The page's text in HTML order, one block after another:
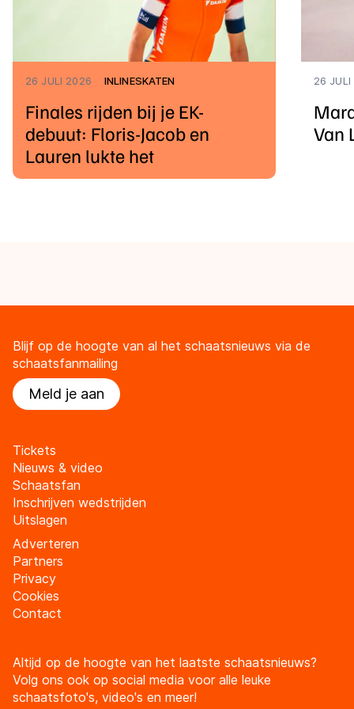
26 JULI 2026 INLINESKATEN
Finales rijden bij je EK-
debuut: Floris-Jacob en
Lauren lukte het
26
Van
Blijf op de hoogte van al het schaatsnieuws via de
schaatsfanmailing
Meld je aan
Tickets
Nieuws & video
Schaatsfan
Inschrijven wedstrijden
Uitslagen
Adverteren
Partners
Privacy
Cookies
Contact
Altijd op de hoogte van het laatste schaatsnieuws?
Volg ons ook op social media voor alle leuke
schaatsfoto's, video's en meer!